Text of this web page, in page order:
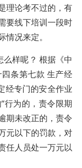
理论考不过的，有
要线下培训一段时
况来定。
样呢？ 根据《中
条第七款 生产经
经专门的安全作业
行为的，责令限期
期未改正的，责令
元以下的罚款，对
任人员处一万元以